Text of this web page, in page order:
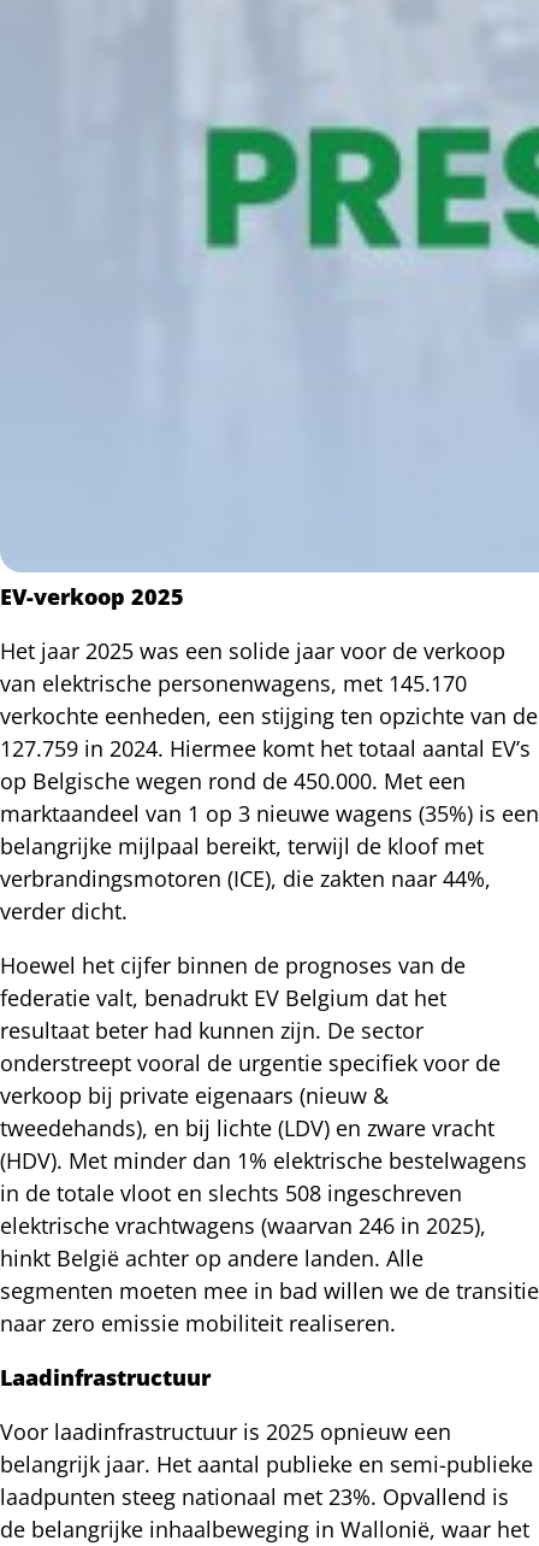
EV-verkoop 2025
Het jaar 2025 was een solide jaar voor de verkoop
van elektrische personenwagens, met 145.170
verkochte eenheden, een stijging ten opzichte van de
127.759 in 2024. Hiermee komt het totaal aantal EV’s
op Belgische wegen rond de 450.000. Met een
marktaandeel van 1 op 3 nieuwe wagens (35%) is een
belangrijke mijlpaal bereikt, terwijl de kloof met
verbrandingsmotoren (ICE), die zakten naar 44%,
verder dicht.
Hoewel het cijfer binnen de prognoses van de
federatie valt, benadrukt EV Belgium dat het
resultaat beter had kunnen zijn. De sector
onderstreept vooral de urgentie specifiek voor de
verkoop bij private eigenaars (nieuw &
tweedehands), en bij lichte (LDV) en zware vracht
(HDV). Met minder dan 1% elektrische bestelwagens
in de totale vloot en slechts 508 ingeschreven
elektrische vrachtwagens (waarvan 246 in 2025),
hinkt België achter op andere landen. Alle
segmenten moeten mee in bad willen we de transitie
naar zero emissie mobiliteit realiseren.
Laadinfrastructuur
Voor laadinfrastructuur is 2025 opnieuw een
belangrijk jaar. Het aantal publieke en semi-publieke
laadpunten steeg nationaal met 23%. Opvallend is
de belangrijke inhaalbeweging in Wallonië, waar het